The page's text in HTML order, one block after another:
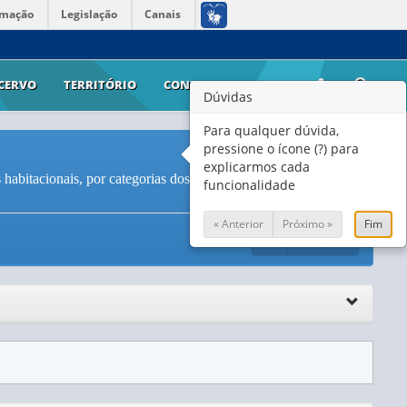
Legislação Canais
TERRITÓRIO CONTATO AJUDA
por categorias dos estabelecimentos -
Dúvidas
Para qualquer dúvida,
pressione o ícone (?) para
explicarmos cada
funcionalidade
« Anterior Próximo » Fim